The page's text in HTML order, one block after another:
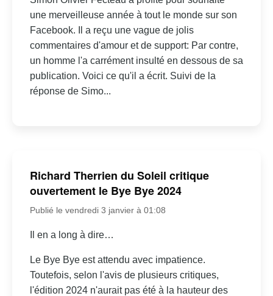
une merveilleuse année à tout le monde sur son
Facebook. Il a reçu une vague de jolis
commentaires d'amour et de support: Par contre,
un homme l'a carrément insulté en dessous de sa
publication. Voici ce qu'il a écrit. Suivi de la
réponse de Simo...
Richard Therrien du Soleil critique
ouvertement le Bye Bye 2024
Publié le vendredi 3 janvier à 01:08
Il en a long à dire…
Le Bye Bye est attendu avec impatience.
Toutefois, selon l'avis de plusieurs critiques,
l'édition 2024 n'aurait pas été à la hauteur des